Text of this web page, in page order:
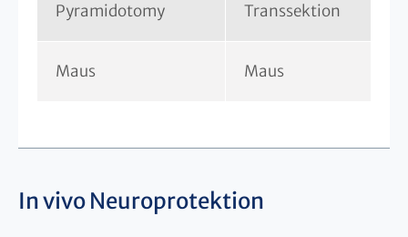
Pyramidotomy
Transsektion
Maus Maus
In vivo Neuroprotektion